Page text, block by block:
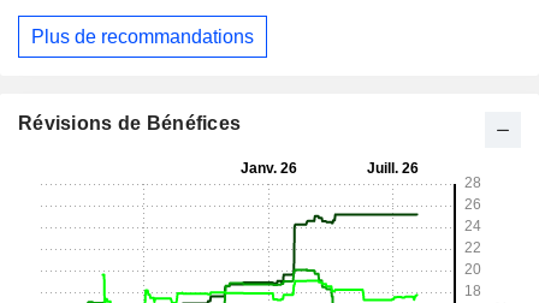
Plus de recommandations
Révisions de Bénéfices